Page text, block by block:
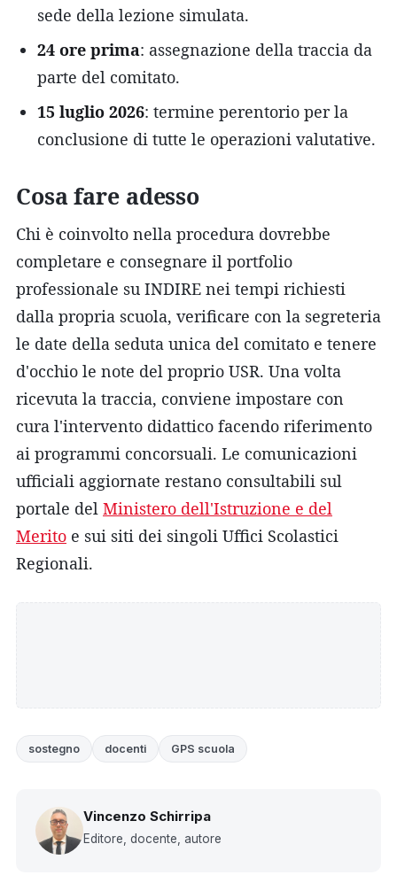
sede della lezione simulata.
24 ore prima: assegnazione della traccia da
parte del comitato.
15 luglio 2026: termine perentorio per la
conclusione di tutte le operazioni valutative.
Cosa fare adesso
Chi è coinvolto nella procedura dovrebbe
completare e consegnare il portfolio
professionale su INDIRE nei tempi richiesti
dalla propria scuola, verificare con la segreteria
le date della seduta unica del comitato e tenere
d'occhio le note del proprio USR. Una volta
ricevuta la traccia, conviene impostare con
cura l'intervento didattico facendo riferimento
ai programmi concorsuali. Le comunicazioni
ufficiali aggiornate restano consultabili sul
portale del Ministero dell'Istruzione e del
Merito e sui siti dei singoli Uffici Scolastici
Regionali.
sostegno docenti GPS scuola
Vincenzo Schirripa
Editore, docente, autore